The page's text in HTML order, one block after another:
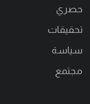
حصري
تحقيقات
سياسة
مجتمع